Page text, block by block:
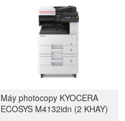
Máy photocopy KYOCERA
ECOSYS M4132idn (2 KHAY)